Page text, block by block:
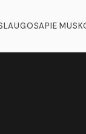
APIE MUS